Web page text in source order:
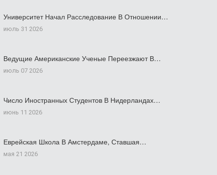
Университет Начал Расследование В Отношении…
июль 31 2026
Ведущие Американские Ученые Переезжают В…
июль 07 2026
Число Иностранных Студентов В Нидерландах…
июнь 11 2026
Еврейская Школа В Амстердаме, Ставшая…
мая 21 2026